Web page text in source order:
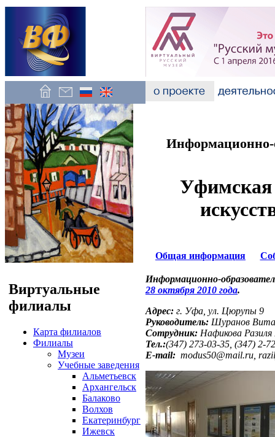
Виртуальные
филиалы
Карта филиалов
Филиалы
Музеи
Учебные заведения
Альметьевск
Архангельск
Балаково
Волхов
Екатеринбург
Ижевск
Информационно-
Уфимская
Общая информация
Информационно-
28 октября 2010 года.
Адрес: г. Уфа, ул. Цюрупы 9
Руководитель: Шуранов
Сотрудник: Нафикова
Тел.:(347) 273-03-35, (347) 2-
E-mail: modus50@mail.ru,